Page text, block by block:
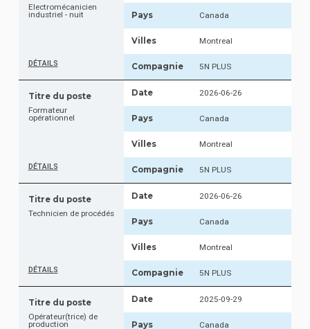
English
Electromécanicien
industriel - nuit
DÉTAILS
Pays Canada
Villes Montreal
Compagnie 5N PLUS
Titre du poste
Formateur
opérationnel
DÉTAILS
Date 2026-06-26
Pays Canada
Villes Montreal
Compagnie 5N PLUS
Titre du poste
Technicien de procédés
DÉTAILS
Date 2026-06-26
Pays Canada
Villes Montreal
Compagnie 5N PLUS
Titre du poste
Opérateur(trice) de
production
Date 2025-09-29
Pays Canada